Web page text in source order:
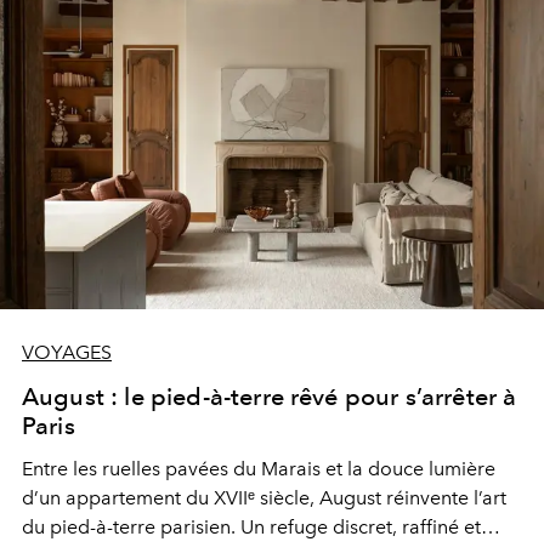
VOYAGES
August : le pied-à-terre rêvé pour s’arrêter à
Paris
Entre les ruelles pavées du Marais et la douce lumière
d’un appartement du XVIIᵉ siècle, August réinvente l’art
du pied-à-terre parisien. Un refuge discret, raffiné et